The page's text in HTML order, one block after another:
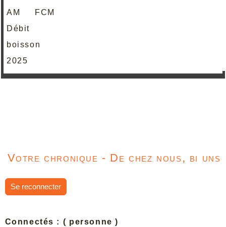
AM FCM
Débit
boisson
2025
Votre chronique - De chez nous, bi uns
Se reconnecter
Connectés : ( personne )